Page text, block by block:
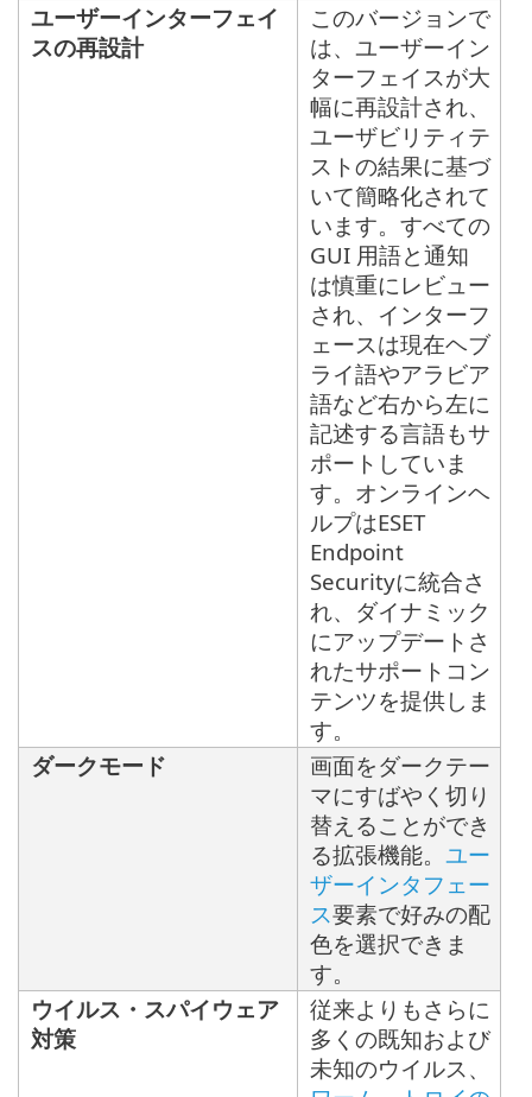
ユーザーインターフェイ
スの再設計
このバージョンで
は、ユーザーイン
ターフェイスが大
幅に再設計され、
ユーザビリティテ
ストの結果に基づ
いて簡略化されて
います。すべての
GUI 用語と通知
は慎重にレビュー
され、インターフ
ェースは現在ヘブ
ライ語やアラビア
語など右から左に
記述する言語もサ
ポートしていま
す。オンラインヘ
ルプはESET
Endpoint
Securityに統合さ
れ、ダイナミック
にアップデートさ
れたサポートコン
テンツを提供しま
す。
ダークモード
画面をダークテー
マにすばやく切り
替えることができ
る拡張機能。 ユー
ザーインタフェー
ス要素で好みの配
色を選択できま
す。
ウイルス・スパイウェア
対策
従来よりもさらに
多くの既知および
未知のウイルス、